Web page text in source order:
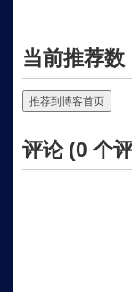
当前推荐数
推荐到博客首页
评论 (0 个